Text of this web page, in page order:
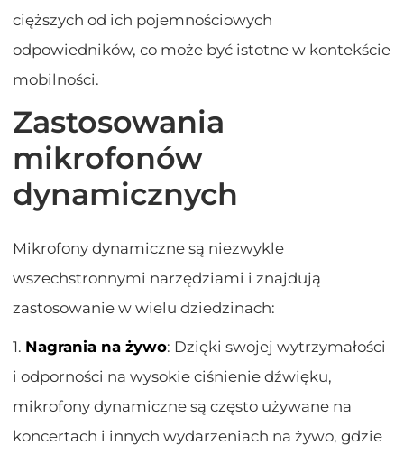
cięższych od ich pojemnościowych
odpowiedników, co może być istotne w kontekście
mobilności.
Zastosowania
mikrofonów
dynamicznych
Mikrofony dynamiczne są niezwykle
wszechstronnymi narzędziami i znajdują
zastosowanie w wielu dziedzinach:
1. Nagrania na żywo: Dzięki swojej wytrzymałości
i odporności na wysokie ciśnienie dźwięku,
mikrofony dynamiczne są często używane na
koncertach i innych wydarzeniach na żywo, gdzie